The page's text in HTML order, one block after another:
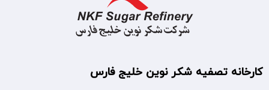
کارخانه تصفیه شکر نوین خلیج فارس